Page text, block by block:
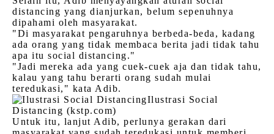
distancing yang dianjurkan, belum sepenuhnya
dipahami oleh masyarakat.
"Di masyarakat pengaruhnya berbeda-beda, kadang
ada orang yang tidak membaca berita jadi tidak tahu
apa itu social distancing."
"Jadi mereka ada yang cuek-cuek aja dan tidak tahu,
kalau yang tahu berarti orang sudah mulai
teredukasi," kata Adib.
Ilustrasi Social
Distancing (kstp.com)
Untuk itu, lanjut Adib, perlunya gerakan dari